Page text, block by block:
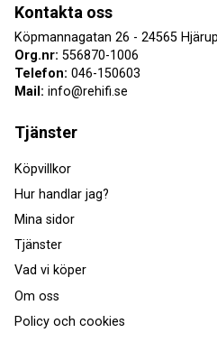
Kontakta oss
Köpmannagatan 26 - 24565 Hjärup
Org.nr: 556870-1006
Telefon: 046-150603
Mail: info@rehifi.se
Tjänster
Köpvillkor
Hur handlar jag?
Mina sidor
Tjänster
Vad vi köper
Om oss
Policy och cookies